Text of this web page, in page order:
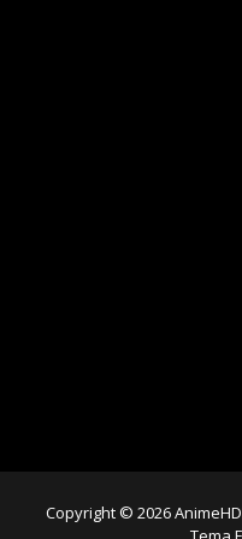
Copyright © 2026